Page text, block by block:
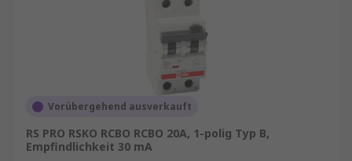
Überspannungsschutzgeräte
thermische Schutzschalter
generell.
Erfahren Sie mehr in unseremFI-
Vorübergehend ausverkauft
RS PRO RSKO RCBO RCBO 20A, 1-polig Typ B,
Empfindlichkeit 30 mA